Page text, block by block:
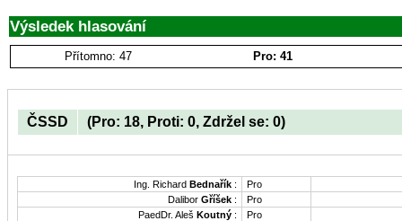
Výsledek hlasování
Přítomno: 47 Pro: 41
ČSSD (Pro: 18, Proti: 0, Zdržel se: 0)
Ing. Richard Bednařík :
Pro
Dalibor Gříšek :
Pro
PaedDr. Aleš Koutný :
Pro